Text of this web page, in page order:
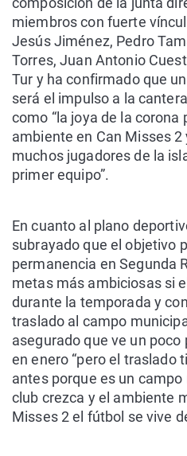
miembros con fuerte
Jesús Jiménez, Pedro
Torres, Juan Antonio
Tur y ha confirmado que
será el impulso a la
como “la joya de la corona
ambiente en Can Misses
muchos jugadores de la
primer equipo”.
En cuanto al plano
subrayado que el objetivo
permanencia en Segunda
metas más ambiciosas si
durante la temporada y
traslado al campo
asegurado que ve un
en enero “pero el traslado
antes porque es un campo
club crezca y el ambiente
Misses 2 el fútbol se vive